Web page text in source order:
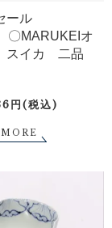
ール
〇MARUKEIオ
スイカ 二品
円(税込)
MORE